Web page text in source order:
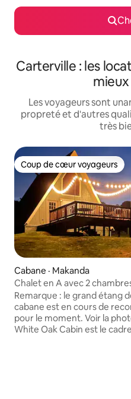
Carterville : les
Les voyageurs sont
propreté et d'autres
très
Coup de cœur voyageurs
Coup de cœur voyageurs
Cabane · Makanda
Chalet en A avec 2
de la route des vins
Remarque : le grand étang
cabane est en cours de
pour le moment. Voir la photo n °6.
White Oak Cabin est le